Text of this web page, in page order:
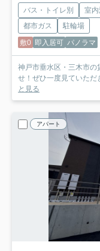
バス・トイレ別 室
都市ガス
駐輪場
敷0 即入居可 パノラマ
神戸市垂水区・三木市
せ！ぜひ一度見ていた
と見る
アパート